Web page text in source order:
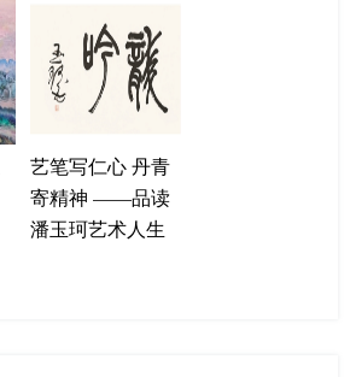
艺笔写仁心 丹青
寄精神 ——品读
潘玉珂艺术人生